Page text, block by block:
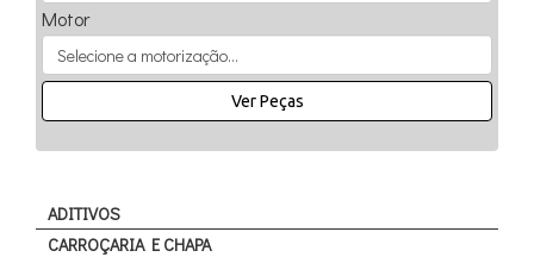
Motor
Ver Peças
ADITIVOS
CARROÇARIA E CHAPA